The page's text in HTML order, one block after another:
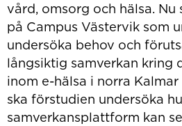
vård, omsorg och hälsa.
på Campus Västervik som
undersöka behov och
långsiktig samverkan kring
inom e-hälsa i norra
ska förstudien undersöka
samverkansplattform kan